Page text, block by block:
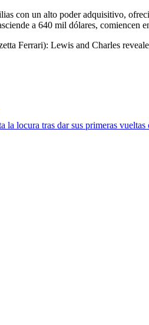
con un alto poder adquisitivo,
a 640 mil dólares, comiencen
Ferrari): Lewis and Charles
la locura tras dar sus primeras